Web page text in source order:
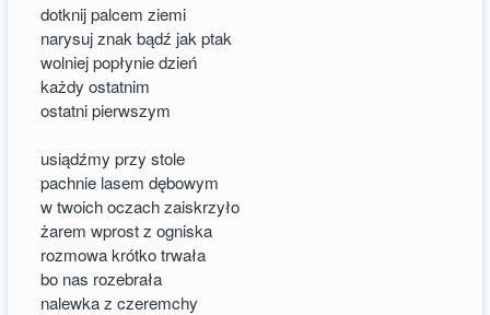
dotknij palcem ziemi
narysuj znak bądź jak ptak
wolniej popłynie dzień
każdy ostatnim
ostatni pierwszym
usiądźmy przy stole
pachnie lasem dębowym
w twoich oczach zaiskrzyło
żarem wprost z ogniska
rozmowa krótko trwała
bo nas rozebrała
nalewka z czeremchy